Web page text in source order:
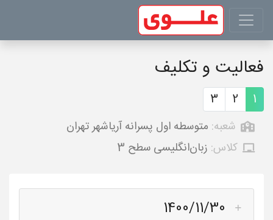
فعالیت و تکلیف
1
2
3
شعبه: متوسطه اول پسرانه آریاشهر تهران
کلاس: زبان‌انگلیسی سطح 3
1400/11/30